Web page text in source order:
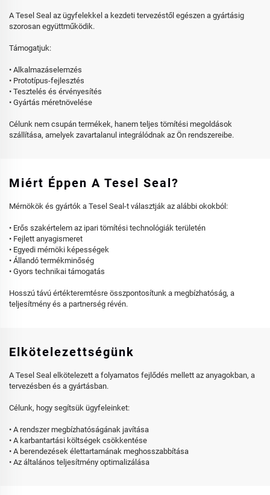
A Tesel Seal az ügyfelekkel a kezdeti tervezéstől egészen a gyártásig
szorosan együttműködik.
Támogatjuk:
• Alkalmazáselemzés
• Prototípus-fejlesztés
• Tesztelés és érvényesítés
• Gyártás méretnövelése
Célunk nem csupán termékek, hanem teljes tömítési megoldások
szállítása, amelyek zavartalanul integrálódnak az Ön rendszereibe.
Miért Éppen A Tesel Seal?
Mérnökök és gyártók a Tesel Seal-t választják az alábbi okokból:
• Erős szakértelem az ipari tömítési technológiák területén
• Fejlett anyagismeret
• Egyedi mérnöki képességek
• Állandó termékminőség
• Gyors technikai támogatás
Hosszú távú értékteremtésre összpontosítunk a megbízhatóság, a
teljesítmény és a partnerség révén.
Elkötelezettségünk
A Tesel Seal elkötelezett a folyamatos fejlődés mellett az anyagokban, a
tervezésben és a gyártásban.
Célunk, hogy segítsük ügyfeleinket:
• A rendszer megbízhatóságának javítása
• A karbantartási költségek csökkentése
• A berendezések élettartamának meghosszabbítása
• Az általános teljesítmény optimalizálása